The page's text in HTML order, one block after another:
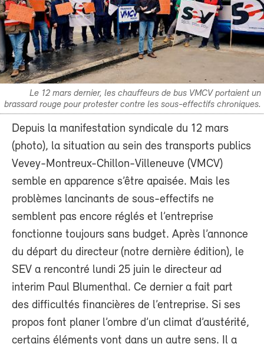
Le 12 mars dernier, les chauffeurs de bus VMCV portaient un
brassard rouge pour protester contre les sous-effectifs chroniques.
Depuis la manifestation syndicale du 12 mars
(photo), la situation au sein des transports publics
Vevey-Montreux-Chillon-Villeneuve (VMCV)
semble en apparence s’être apaisée. Mais les
problèmes lancinants de sous-effectifs ne
semblent pas encore réglés et l’entreprise
fonctionne toujours sans budget. Après l’annonce
du départ du directeur (notre dernière édition), le
SEV a rencontré lundi 25 juin le directeur ad
interim Paul Blumenthal. Ce dernier a fait part
des difficultés financières de l’entreprise. Si ses
propos font planer l’ombre d’un climat d’austérité,
certains éléments vont dans un autre sens. Il a